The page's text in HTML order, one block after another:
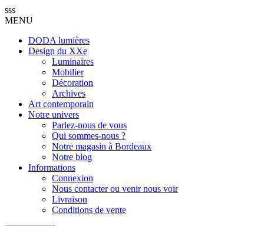
sss
MENU
DODA lumières
Design du XXe
Luminaires
Mobilier
Décoration
Archives
Art contemporain
Notre univers
Parlez-nous de vous
Qui sommes-nous ?
Notre magasin à Bordeaux
Notre blog
Informations
Connexion
Nous contacter ou venir nous voir
Livraison
Conditions de vente